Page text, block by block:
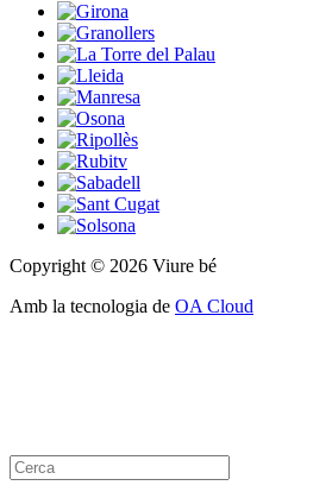
Copyright © 2026 Viure bé
Amb la tecnologia de OA Cloud